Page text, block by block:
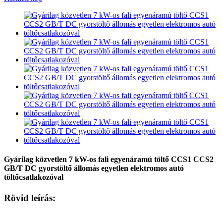
Gyárilag közvetlen 7 kW-os fali egyenáramú töltő CCS1 CCS2
GB/T DC gyorstöltő állomás egyetlen elektromos autó
töltőcsatlakozóval
Rövid leírás: